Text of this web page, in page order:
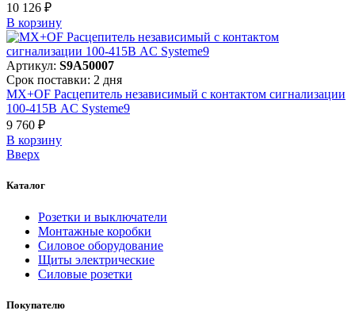
10 126 ₽
В корзинy
Артикул: S9A50007
Срок поставки: 2 дня
MX+OF Расцепитель независимый с контактом сигнализации
100-415В AC Systeme9
9 760 ₽
В корзинy
Вверх
Каталог
Розетки и выключатели
Монтажные коробки
Силовое оборудование
Щиты электрические
Силовые розетки
Покупателю